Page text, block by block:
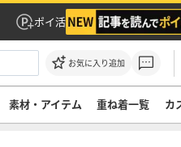
ポイ活
お気に入り追加
素材・アイテム 重ね着一覧 カ